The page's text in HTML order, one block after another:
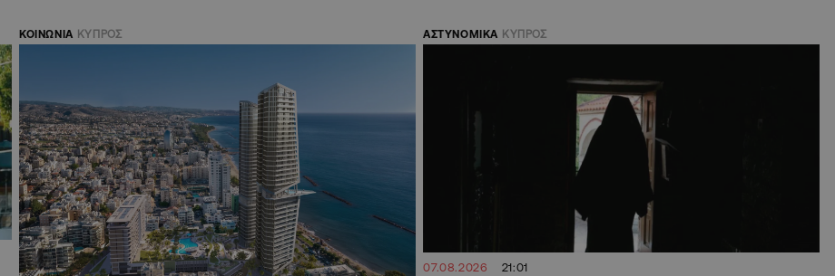
ΚΟΙΝΩΝΙΑ ΚΥΠΡΟΣ ΑΣΤΥΝΟΜΙΚΑ ΚΥΠΡΟΣ
07.08.2026 21:01